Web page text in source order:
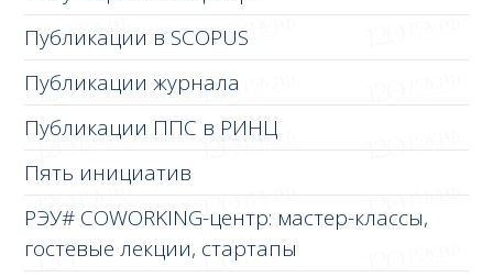
Публикации в SCOPUS
Публикации журнала
Публикации ППС в РИНЦ
Пять инициатив
РЭУ# COWORKING-центр: мастер-классы,
гостевые лекции, стартапы